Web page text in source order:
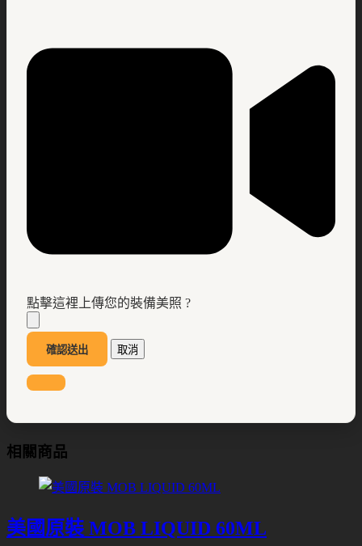
點擊這裡上傳您的裝備美照 ?
確認送出 取消
相關商品
美國原裝 MOB LIQUID 60ML